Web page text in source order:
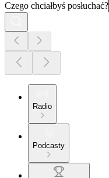
Czego chciałbyś posłuchać?
Radio
Podcasty